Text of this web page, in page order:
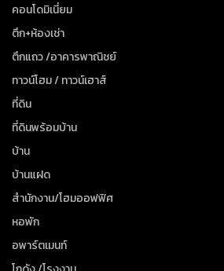
คอนโดมิเนี่ยม
ตึก+ห้องเช่า
ตึกแถว /อาคารพาณิชย์
ทาวน์โฮม / ทาวน์เฮาส์
ที่ดิน
ที่ดินพร้อมบ้าน
บ้าน
บ้านแฝด
สำนักงาน/โฮมออฟฟิศ
หอพัก
อพาร์ตเมนท์